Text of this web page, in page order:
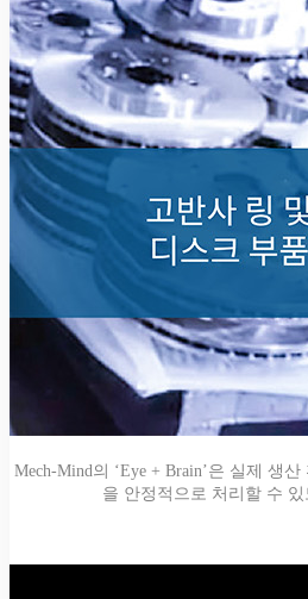
Mech-Mind의 ‘Eye + Brain’은 실제 생
을 안정적으로 처리할 수 있